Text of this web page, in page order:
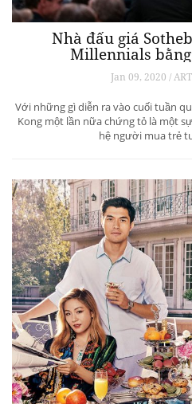
Nhà đấu giá
Millennials
Jan 09, 2020 /
Với những gì diễn ra vào cuối tuần
Kong một lần nữa chứng tỏ là một
hệ người mua trẻ